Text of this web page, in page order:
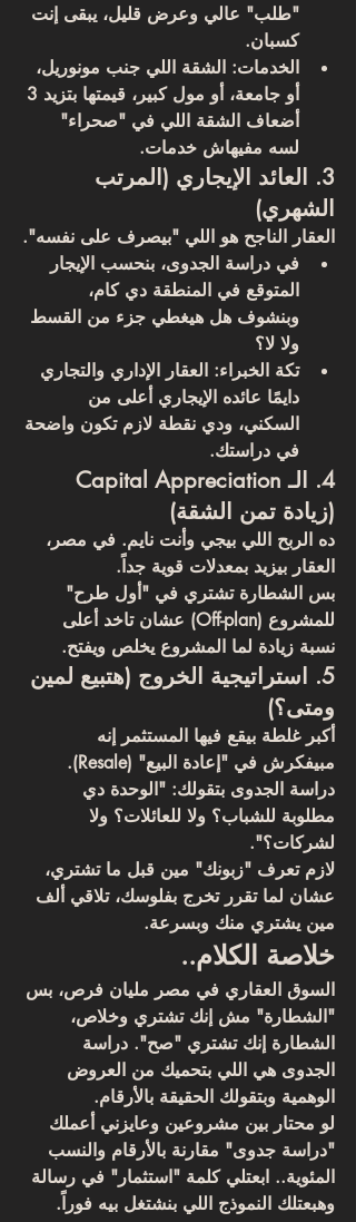
"طلب" عالي وعرض قليل، يبقى إنت
كسبان.
الخدمات: الشقة اللي جنب مونوريل،
أضعاف الشقة اللي في "صحراء"
لسه مفيهاش خدمات.
3. العائد الإيجاري (المرتب
الشهري)
العقار الناجح هو اللي "بيصرف على نفسه".
في دراسة الجدوى، بنحسب الإيجار
المتوقع في المنطقة دي كام،
وبنشوف هل هيغطي جزء من القسط
ولا لا؟
تكة الخبراء: العقار الإداري والتجاري
دايمًا عائده الإيجاري أعلى من
السكني، ودي نقطة لازم تكون واضحة
في دراستك.
(زيادة تمن الشقة)
ده الربح اللي بيجي وأنت نايم. في مصر،
العقار بيزيد بمعدلات قوية جداً.
بس الشطارة تشتري في "أول طرح"
للمشروع (Off-plan) عشان تاخد أعلى
نسبة زيادة لما المشروع يخلص ويفتح.
5. استراتيجية الخروج (هتبيع لمين
ومتى؟)
أكبر غلطة بيقع فيها المستثمر إنه
مبيفكرش في "إعادة البيع" (Resale).
دراسة الجدوى بتقولك: "الوحدة دي
مطلوبة للشباب؟ ولا للعائلات؟ ولا
لشركات؟".
لازم تعرف "زبونك" مين قبل ما تشتري،
عشان لما تقرر تخرج بفلوسك، تلاقي ألف
مين يشتري منك وبسرعة.
خلاصة الكلام..
السوق العقاري في مصر مليان فرص، بس
"الشطارة" مش إنك تشتري وخلاص،
الشطارة إنك تشتري "صح". دراسة
الجدوى هي اللي بتحميك من العروض
الوهمية وبتقولك الحقيقة بالأرقام.
لو محتار بين مشروعين وعايزني أعملك
"دراسة جدوى" مقارنة بالأرقام والنسب
المئوية.. ابعتلي كلمة "استثمار" في رسالة
وهبعتلك النموذج اللي بنشتغل بيه فوراً.